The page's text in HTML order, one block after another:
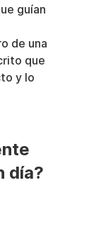
guían
de una
que
y lo
día?